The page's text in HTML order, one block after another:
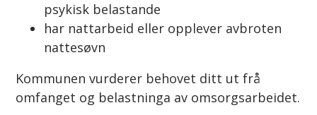
psykisk belastande
har nattarbeid eller opplever avbroten
nattesøvn
Kommunen vurderer behovet ditt ut frå
omfanget og belastninga av omsorgsarbeidet.